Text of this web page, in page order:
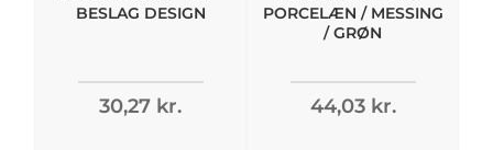
BESLAG DESIGN
30,27 kr.
PORCELÆN / MESSING
/ GRØN
44,03 kr.